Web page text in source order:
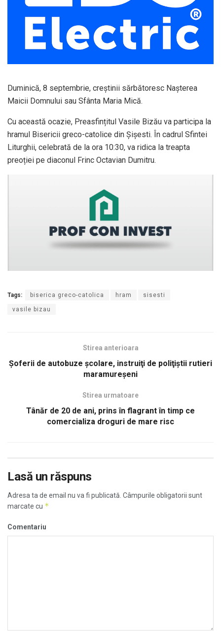
Duminică, 8 septembrie, creștinii sărbătoresc Nașterea
Maicii Domnului sau Sfânta Maria Mică.
Cu această ocazie, Preasfințitul Vasile Bizău va participa la
hramul Bisericii greco-catolice din Șișesti. În cadrul Sfintei
Liturghii, celebrată de la ora 10:30, va ridica la treapta
preoției pe diaconul Frinc Octavian Dumitru.
Tags: biserica greco-catolica hram sisesti
vasile bizau
Stirea anterioara
Şoferii de autobuze şcolare, instruiţi de poliţiştii rutieri
maramureşeni
Stirea urmatoare
Tânăr de 20 de ani, prins în flagrant în timp ce
comercializa droguri de mare risc
Lasă un răspuns
Adresa ta de email nu va fi publicată. Câmpurile obligatorii sunt
marcate cu *
Comentariu